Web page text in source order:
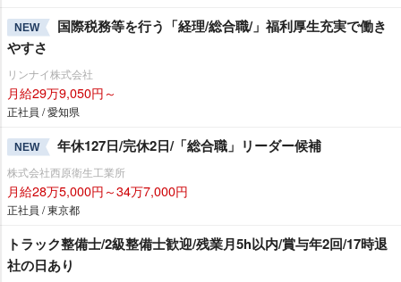
NEW
国際税務等を行う「経理/総合職/」福利厚生充実で働き
すさ
リンナイ株式会社
月給29万9,050円～
正社員 / 愛知県
NEW 年休127日/完休2日/「総合職」リーダー候補
株式会社西原衛生工業所
月給28万5,000円～34万7,000円
正社員 / 東京都
トラック整備士/2級整備士歓迎/残業月5h以内/賞与年2回/17時退
社の日あり